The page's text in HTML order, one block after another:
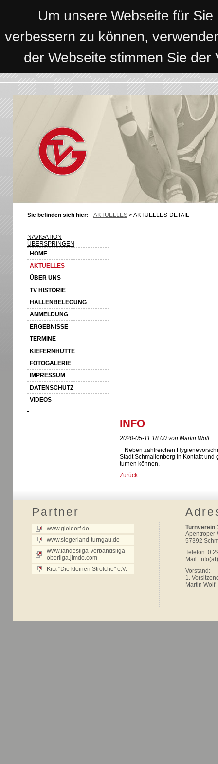
Um unsere Webseite für
verbessern zu können,
der Webseite stimmen Sie
Sie befinden sich hier: AKTUELLES >AKTUELLES-DETAIL
NAVIGATION
ÜBERSPRINGEN
HOME
AKTUELLES
ÜBER UNS
TV HISTORIE
HALLENBELEGUNG
ANMELDUNG
ERGEBNISSE
TERMINE
KIEFERNHÜTTE
FOTOGALERIE
IMPRESSUM
DATENSCHUTZ
VIDEOS
INFO
2020-05-11 18:00 von Martin Wolf
Neben zahlreichen
Stadt Schmallenberg in Kontakt
turnen können.
Zurück
Partner
www.gleidorf.de
www.siegerland-turngau.de
www.landesliga-verbandsliga-
oberliga.jimdo.com
Kita "Die kleinen Strolche" e.V.
Turnverein
Apentroper
57392
Telefon: 0
Mail:
Vorstand:
1.
Martin Wolf